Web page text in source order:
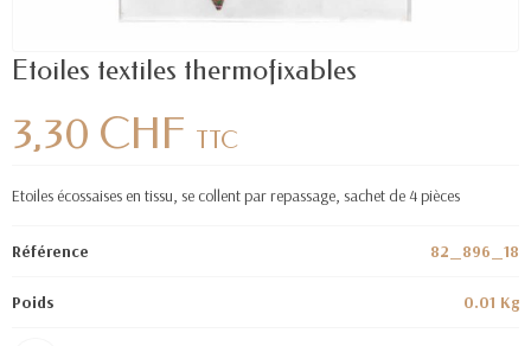
Etoiles textiles thermofixables
3,30 CHF TTC
Etoiles écossaises en tissu, se collent par repassage, sachet de 4 pièces
Référence 82_896_18
Poids 0.01 Kg